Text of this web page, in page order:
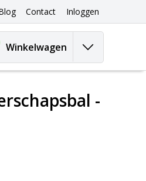
Contact Inloggen
Winkelwagen
-